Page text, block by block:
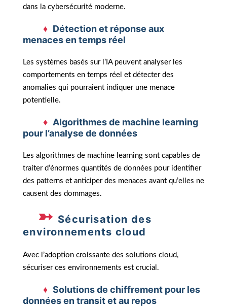
dans la cybersécurité moderne.
Détection et réponse aux
menaces en temps réel
Les systèmes basés sur l’IA peuvent analyser les
comportements en temps réel et détecter des
anomalies qui pourraient indiquer une menace
potentielle.
Algorithmes de machine learning
pour l’analyse de données
Les algorithmes de machine learning sont capables de
traiter d’énormes quantités de données pour identifier
des patterns et anticiper des menaces avant qu’elles ne
causent des dommages.
Sécurisation des
environnements cloud
Avec l’adoption croissante des solutions cloud,
sécuriser ces environnements est crucial.
Solutions de chiffrement pour les
données en transit et au repos